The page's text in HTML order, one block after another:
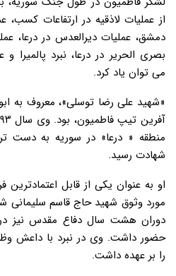
از عملیات لاذقیه در ارتفاعات کسب،
دمشق، عملیات دیرالعدس در درعا،
بصری الحریر در درعا، نبرد پالمیرا
می توان یاد کرد.
«شهید علی رضا توسلی»، معروف به
منطقه « درعا» در سوریه به دست
شهادت رسید.
او به عنوان یکی از قابل اعتمادترین
مورد وثوق شهید حاج قاسم سلیمانی
دوران هشت سال دفاع مقدس نیز در
حضور داشت. وی در نبرد با داعش
را بر عهده داشت.